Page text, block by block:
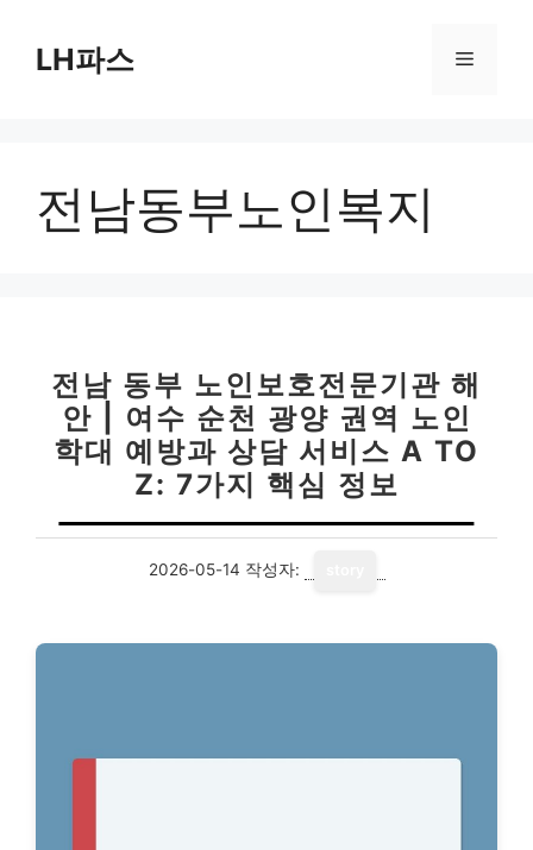
LH파스 메
전남동부노인복지
전남 동부 노인보호전문기관 해
안 | 여수 순천 광양 권역 노인
학대 예방과 상담 서비스 A TO
Z: 7가지 핵심 정보
2026-05-14 작성자: